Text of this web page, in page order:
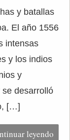
y batallas
El año 1556
intensas
y los indios
y
desarrolló
[…]
leyendo